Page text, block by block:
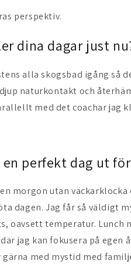
perspektiv.
dina dagar just
alla skogsbad igång så
naturkontakt och
med det coachar jag
en perfekt dag ut
morgon utan
dagen. Jag får så väldigt
oavsett temperatur. Lunch
jag kan fokusera på
gärna med mystid med